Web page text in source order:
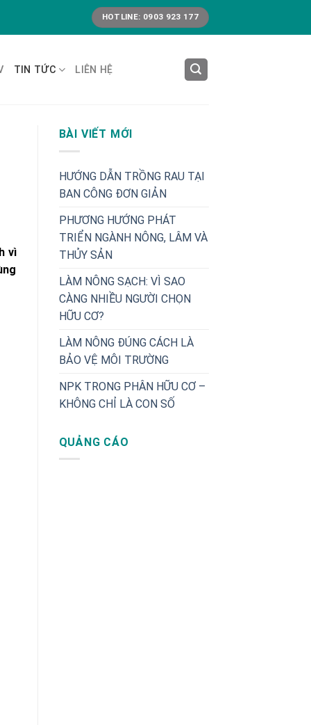
HOTLINE: 0903 923 177
TIN TỨC LIÊN HỆ
vì
BÀI VIẾT MỚI
HƯỚNG DẪN TRỒNG RAU TẠI
BAN CÔNG ĐƠN GIẢN
PHƯƠNG HƯỚNG PHÁT
TRIỂN NGÀNH NÔNG, LÂM VÀ
THỦY SẢN
LÀM NÔNG SẠCH: VÌ SAO
CÀNG NHIỀU NGƯỜI CHỌN
HỮU CƠ?
LÀM NÔNG ĐÚNG CÁCH LÀ
BẢO VỆ MÔI TRƯỜNG
NPK TRONG PHÂN HỮU CƠ –
KHÔNG CHỈ LÀ CON SỐ
QUẢNG CÁO